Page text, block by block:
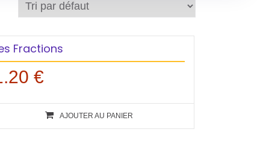
Fractions
€
AJOUTER AU PANIER